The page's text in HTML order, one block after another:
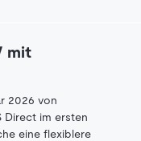
mit
2026 von
Direct im ersten
eine flexiblere